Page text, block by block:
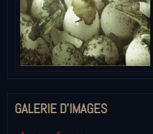
GALERIE D'IMAGES